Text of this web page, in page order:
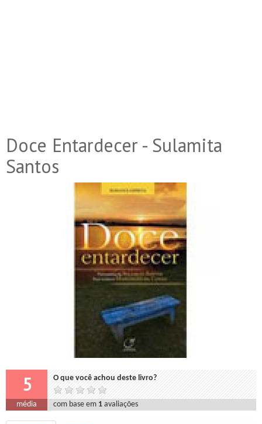
Doce Entardecer - Sulamita
Santos
5 O que você achou deste livro?
média com base em 1 avaliações